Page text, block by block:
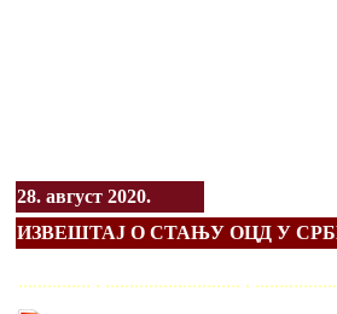
28. август 2020.
ИЗВЕШТАЈ О СТАЊУ ОЦД У
............... . ............................ .